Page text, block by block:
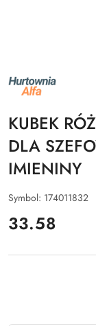
NAZWA
PRODUCENTA:
ALFA
KUBEK
DLA
IMIENINY
Symbol: 174011832
cena:
33.58